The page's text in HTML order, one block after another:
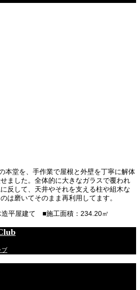
本堂を、手作業で屋根と外壁を丁寧に解体
ました。全体的に大きなガラスで覆われ
反して、天井やそれを支える柱や組木な
は磨いてそのまま再利用してます。
平屋建て ■施工面積：234.20㎡
ブ